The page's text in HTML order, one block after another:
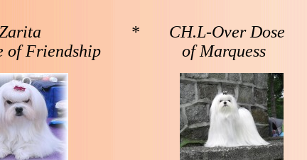
* CH.L-Over Dose
Friendship of